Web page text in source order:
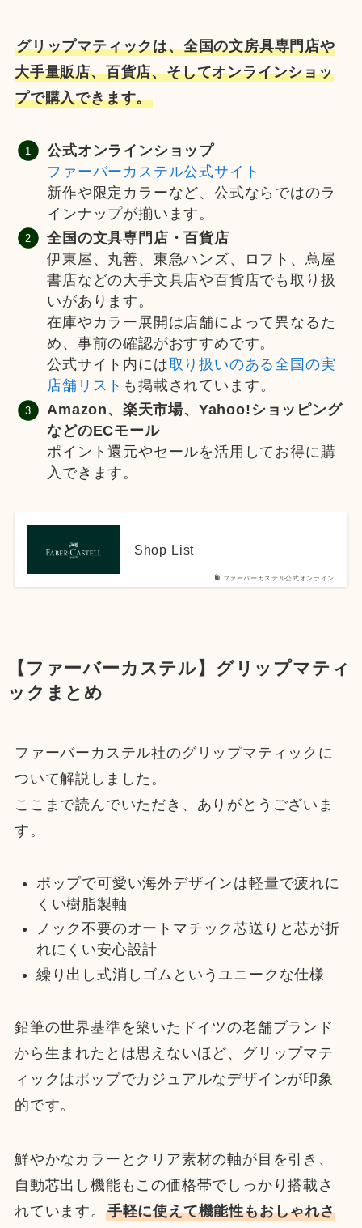
グリップマティックは、全国の文房具専門店や
大手量販店、百貨店、そしてオンラインショッ
プで購入できます。
公式オンラインショップ
ファーバーカステル公式サイト
新作や限定カラーなど、公式ならではのラ
インナップが揃います。
全国の文具専門店・百貨店
伊東屋、丸善、東急ハンズ、ロフト、蔦屋
書店などの大手文具店や百貨店でも取り扱
いがあります。
在庫やカラー展開は店舗によって異なるた
め、事前の確認がおすすめです。
公式サイト内には取り扱いのある全国の実
店舗リスト も掲載されています。
Amazon、楽天市場、Yahoo!ショッピング
などのECモール
ポイント還元やセールを活用してお得に購
入できます。
ファーバーカステル公式オンライン…
Shop List
【ファーバーカステル】グリップマティ
ックまとめ
ファーバーカステル社のグリップマティックに
ついて解説しました。
ここまで読んでいただき、ありがとうございま
す。
ポップで可愛い海外デザインは軽量で疲れに
くい樹脂製軸
ノック不要のオートマチック芯送りと芯が折
れにくい安心設計
繰り出し式消しゴムというユニークな仕様
鉛筆の世界基準を築いたドイツの老舗ブランド
から生まれたとは思えないほど、グリップマテ
ィックはポップでカジュアルなデザインが印象
的です。
鮮やかなカラーとクリア素材の軸が目を引き、
自動芯出し機能もこの価格帯でしっかり搭載さ
れています。 手軽に使えて機能性もおしゃれさ